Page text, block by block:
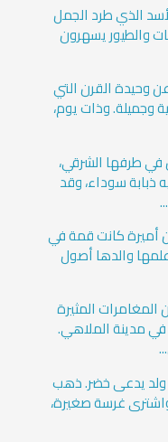
الذي طرد الجمل
والطيور يسهرون
وحيدة القرن التي
وجميلة. وذات يوم،
في طرفها الشرقي،
سوداء، وقد
أميرة كانت قمة في
والدها أصول
المثيرة
مدينة الملاهي.
يدعى خضر. ذهب
غرسة صغيرة،